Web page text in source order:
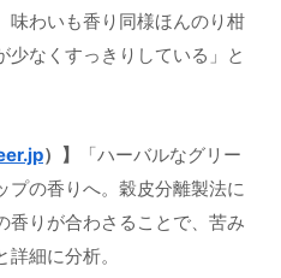
味わいも香り同様ほんのり柑
なくすっきりしている」と
）】
「ハーバルなグリー
プの香りへ。穀皮分離製法に
香りが合わさることで、苦み
細に分析。